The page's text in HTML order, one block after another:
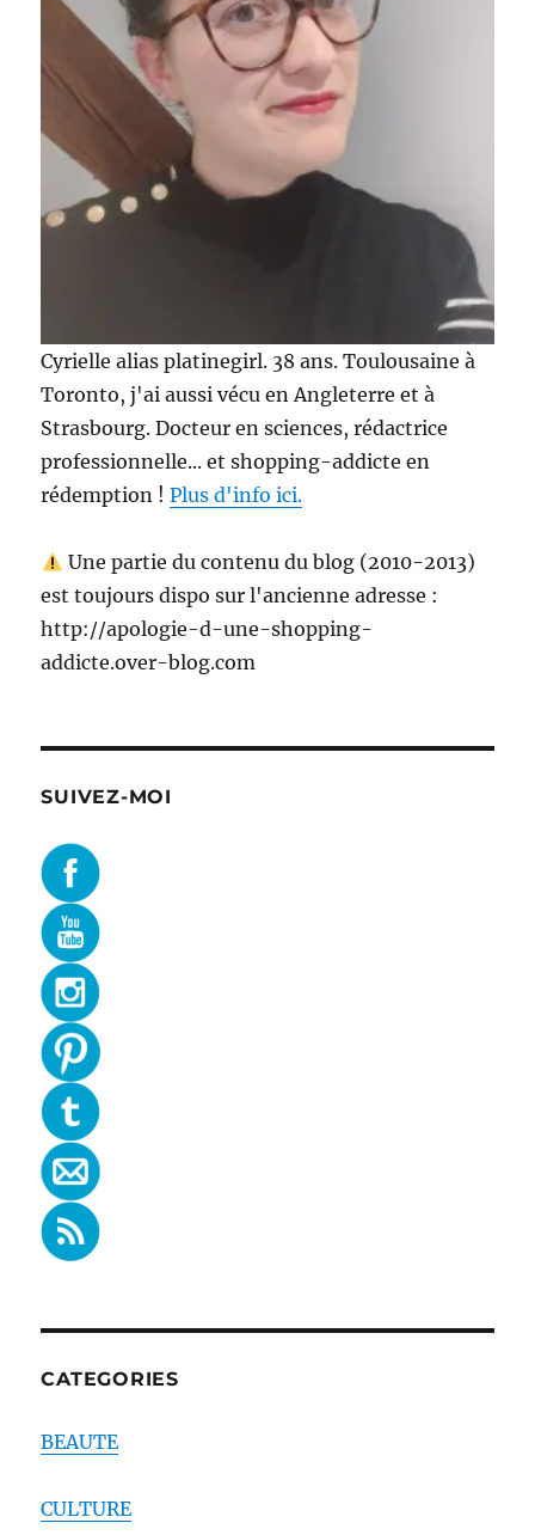
Cyrielle alias platinegirl. 38 ans. Toulousaine à
Toronto, j'ai aussi vécu en Angleterre et à
Strasbourg. Docteur en sciences, rédactrice
professionnelle... et shopping-addicte en
rédemption !Plus d'info ici.
Une partie du contenu du blog (2010-2013)
est toujours dispo sur l'ancienne adresse :
http://apologie-d-une-shopping-
addicte.over-blog.com
SUIVEZ-MOI
CATEGORIES
BEAUTE
CULTURE